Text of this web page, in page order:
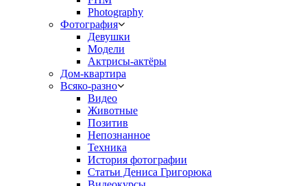
Photography
Фотография
Девушки
Модели
Актрисы-актёры
Дом-квартира
Всяко-разно
Видео
Животные
Позитив
Непознанное
Техника
История фотографии
Статьи Дениса Григорюка